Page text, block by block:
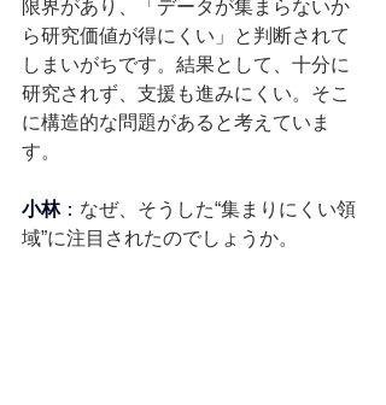
限界があり、「データが集まらないか
ら研究価値が得にくい」と判断されて
しまいがちです。結果として、十分に
研究されず、支援も進みにくい。そこ
に構造的な問題があると考えていま
す。
小林： なぜ、そうした“集まりにくい領
域”に注目されたのでしょうか。